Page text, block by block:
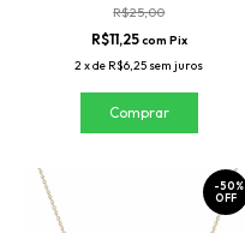
R$25,00
R$11,25com Pix
2xde R$6,25 sem juros
-50%
OFF